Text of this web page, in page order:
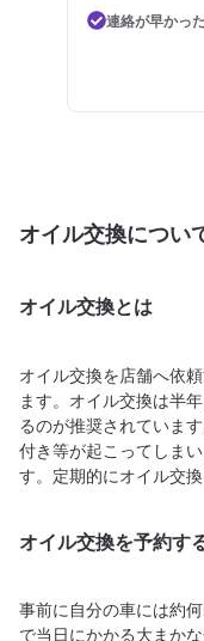
連絡が早かっ
オイル交換につい
オイル交換とは
オイル交換を店舗へ依
ます。オイル交換は半
るのが推奨されていま
付き等が起こってしま
す。定期的にオイル交
オイル交換を予約す
事前に自分の車には約
で当日にかかる大まか